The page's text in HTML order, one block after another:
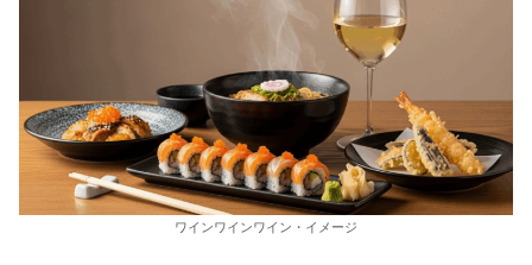
ワインワインワイン・イメージ